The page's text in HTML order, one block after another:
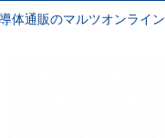
体通販のマルツオンライン